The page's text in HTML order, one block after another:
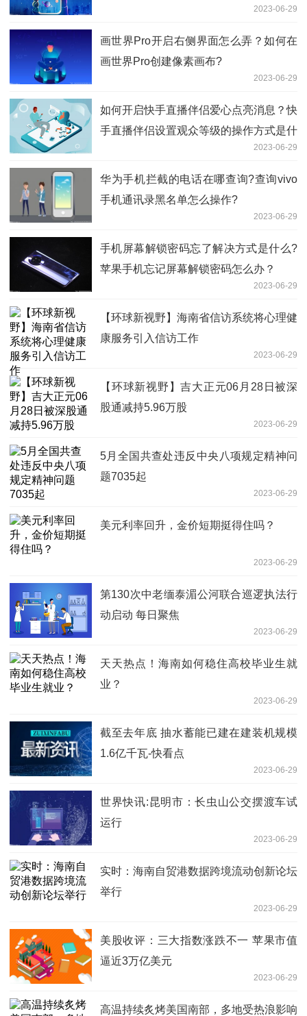
2023-06-29
画世界Pro开启右侧界面怎么弄？如何在
画世界Pro创建像素画布?
2023-06-29
如何开启快手直播伴侣爱心点亮消息？快
手直播伴侣设置观众等级的操作方式是什
2023-06-29
华为手机拦截的电话在哪查询?查询vivo
手机通讯录黑名单怎么操作?
2023-06-29
手机屏幕解锁密码忘了解决方式是什么?
苹果手机忘记屏幕解锁密码怎么办？
2023-06-29
【环球新视野】海南省信访系统将心理健
康服务引入信访工作
2023-06-29
【环球新视野】吉大正元06月28日被深
股通减持5.96万股
2023-06-29
5月全国共查处违反中央八项规定精神问
题7035起
2023-06-29
美元利率回升，金价短期挺得住吗？
2023-06-29
第130次中老缅泰湄公河联合巡逻执法行
动启动 每日聚焦
2023-06-29
天天热点！海南如何稳住高校毕业生就
业？
2023-06-29
截至去年底 抽水蓄能已建在建装机规模
1.6亿千瓦-快看点
2023-06-29
世界快讯:昆明市：长虫山公交摆渡车试
运行
2023-06-29
实时：海南自贸港数据跨境流动创新论坛
举行
2023-06-29
美股收评：三大指数涨跌不一 苹果市值
逼近3万亿美元
2023-06-29
高温持续炙烤美国南部，多地受热浪影响